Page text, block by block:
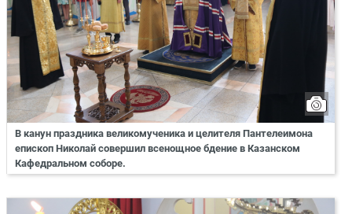
В канун праздника великомученика и целителя Пантелеимона
епископ Николай совершил всенощное бдение в Казанском
Кафедральном соборе.